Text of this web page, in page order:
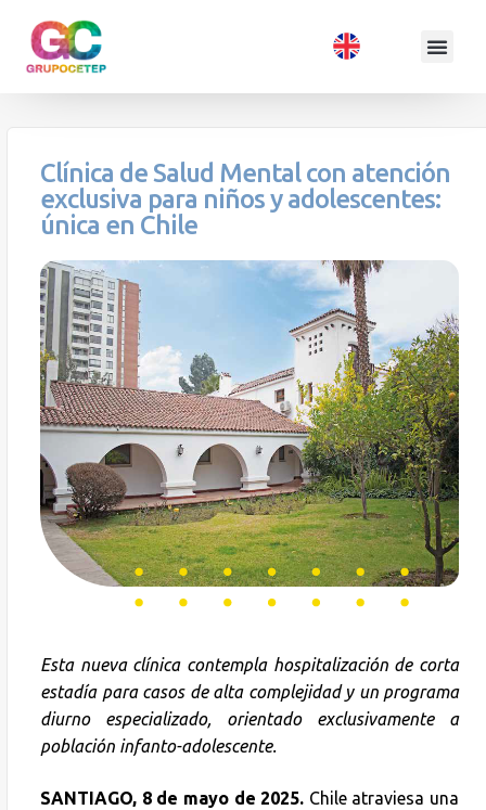
Clínica de Salud Mental con atención
exclusiva para niños y adolescentes:
única en Chile
Esta nueva clínica contempla hospitalización de corta
estadía para casos de alta complejidad y un programa
diurno especializado, orientado exclusivamente a
población infanto-adolescente.
SANTIAGO, 8 de mayo de 2025. Chile atraviesa una